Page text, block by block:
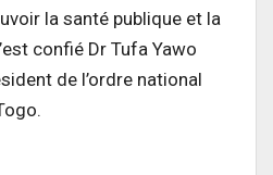
la santé publique et la
confié Dr Tufa Yawo
de l’ordre national